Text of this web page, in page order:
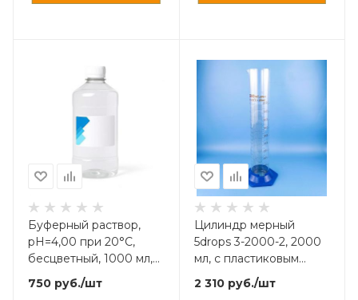
Буферный раствор,
pH=4,00 при 20°С,
бесцветный, 1000 мл,
(с/г 1-3 мес.)
750 руб./шт
Цилиндр мерный
5drops 3-2000-2, 2000
мл, с пластиковым
основанием, с
носиком,
2 310руб./шт